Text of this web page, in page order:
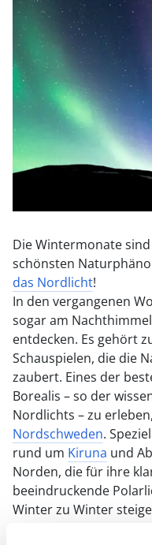
Die Wintermonate
schönsten
das Nordlicht!
In den vergangenen
sogar am
entdecken. Es gehört
Schauspielen, die die
zaubert. Eines der
Borealis – so der
Nordlichts – zu
Nordschweden.
rund um Kiruna und
Norden, die für ihre
beeindruckende
Winter zu Winter